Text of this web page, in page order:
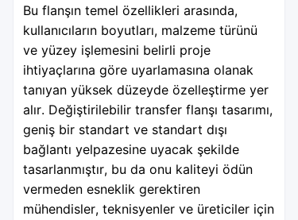
Bu flanşın temel özellikleri arasında,
kullanıcıların boyutları, malzeme türünü
ve yüzey işlemesini belirli proje
ihtiyaçlarına göre uyarlamasına olanak
tanıyan yüksek düzeyde özelleştirme yer
alır. Değiştirilebilir transfer flanşı tasarımı,
geniş bir standart ve standart dışı
bağlantı yelpazesine uyacak şekilde
tasarlanmıştır, bu da onu kaliteyi ödün
vermeden esneklik gerektiren
mühendisler, teknisyenler ve üreticiler için